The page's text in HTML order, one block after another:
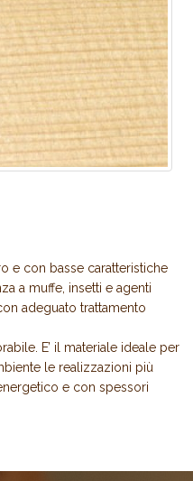
e con basse caratteristiche
a muffe, insetti e agenti
adeguato trattamento
E’ il materiale ideale per
le realizzazioni più
e con spessori